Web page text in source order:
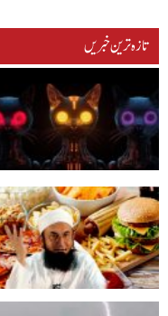
تازہ ترین خبریں